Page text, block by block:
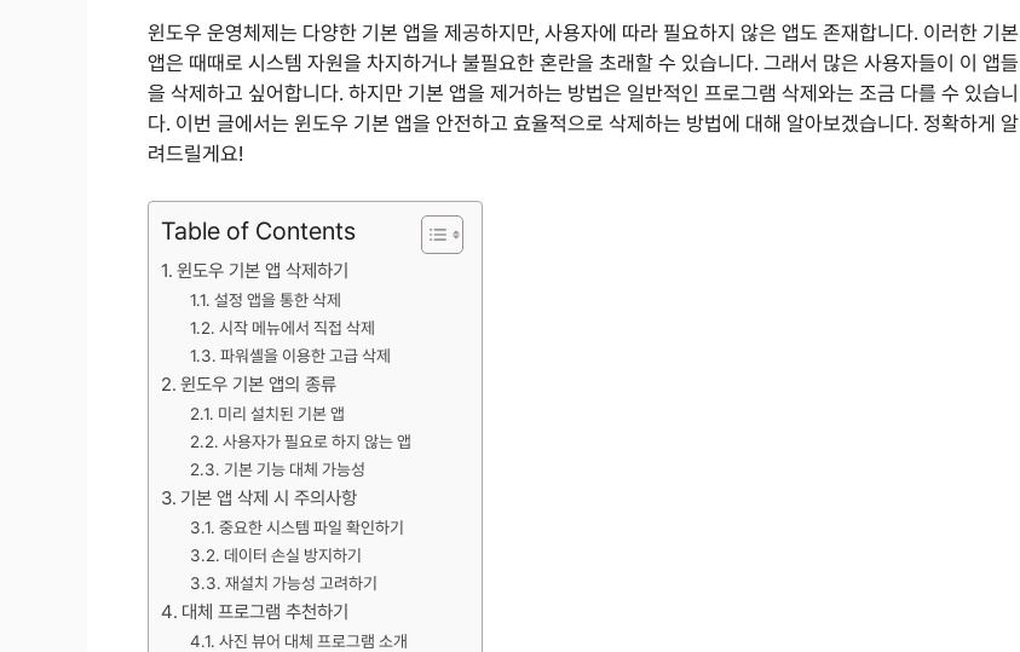
윈도우 운영체제는 다양한 기본 앱을 제공하지만, 사용자에 따라 필요하지 않은 앱도 존재합니다. 이러한 기본
앱은 때때로 시스템 자원을 차지하거나 불필요한 혼란을 초래할 수 있습니다. 그래서 많은 사용자들이 이 앱들
을 삭제하고 싶어합니다. 하지만 기본 앱을 제거하는 방법은 일반적인 프로그램 삭제와는 조금 다를 수 있습니
다. 이번 글에서는 윈도우 기본 앱을 안전하고 효율적으로 삭제하는 방법에 대해 알아보겠습니다. 정확하게 알
려드릴게요!
Table of Contents
윈도우 기본 앱 삭제하기
설정 앱을 통한 삭제
시작 메뉴에서 직접 삭제
파워셸을 이용한 고급 삭제
윈도우 기본 앱의 종류
미리 설치된 기본 앱
사용자가 필요로 하지 않는 앱
기본 기능 대체 가능성
기본 앱 삭제 시 주의사항
중요한 시스템 파일 확인하기
데이터 손실 방지하기
재설치 가능성 고려하기
대체 프로그램 추천하기
사진 뷰어 대체 프로그램 소개